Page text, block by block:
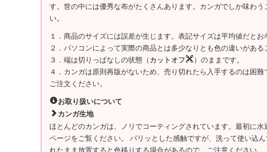
す。世の中には優秀な布がたくさんあります。カンガでしか味わ
い。
１．商品のサイズには誤差が生じます。表記サイズは平均値だと
２．パソコンによって実際の商品とは多少なりとも色の違いがあ
３．端は切りっぱなしの状態（カットオフ
）のままです。
４．カンガは原則再版がないため、売り切れたら入手するのは困
ご注文ください。
お取り扱いについて
カンガ生地
ほとんどのカンガは、ノリでコーティングされています。最初に
ページをご覧ください。 パリッとした感触ですが、洗って使い込
れたまま放置すると色移りする場合があるので、ご注意ください。